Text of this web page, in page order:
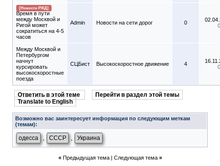
[Новости РЖД]
Время в пути
между Москвой и
Ригой может
сократиться на 4-5
часов
Admin Новости на сети дорог 0
Между Москвой и
Петербургом
начнут
курсировать
высокоскоростные
поезда
СЦБист Высокоскоростное движение 4
Ответить в этой теме
Перейти в раздел этой темы
Translate to English
Возможно вас заинтересует информация по следующим меткам
(темам):
одесса СССР Украина
« Предыдущая тема| Следующая тема »